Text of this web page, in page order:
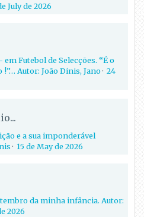
July de 2026
Futebol de Selecções. “É o
Autor: João Dinis, Jano·24
e a sua imponderável
·15 de May de 2026
da minha infância. Autor:
2026